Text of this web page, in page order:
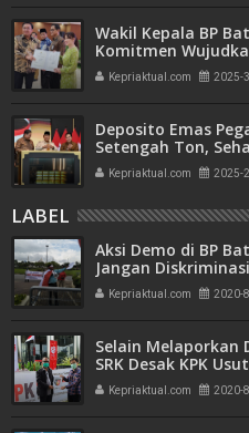
Wakil Kepala BP
Komitmen
Transparan dan
Kepriaktual.com 2025-
Deposito Emas
Setengah Ton,
Bank Emas
Kepriaktual.com 2025-
LABEL
Aksi Demo di BP
Jangan
Kepriaktual.com 2020-
Selain Melaporkan
SRK Desak KPK
di Batam
Kepriaktual.com 2020-